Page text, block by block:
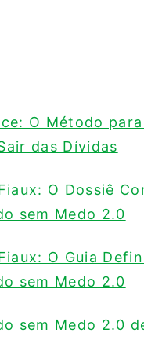
O Método
das Dívidas
O Dossiê
sem Medo 2.0
O Guia
sem Medo 2.0
sem Medo 2.0